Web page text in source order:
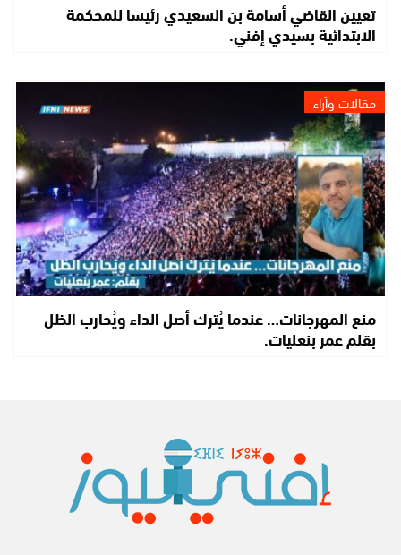
تعيين القاضي أسامة بن السعيدي رئيسا للمحكمة
الابتدائية بسيدي إفني.
مقالات وآراء
منع المهرجانات… عندما يُترك أصل الداء ويُحارب الظل
بقلم عمر بنعليات.